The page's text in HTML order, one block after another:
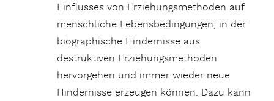
Einflusses von Erziehungsmethoden auf
menschliche Lebensbedingungen, in der
biographische Hindernisse aus
destruktiven Erziehungsmethoden
hervorgehen und immer wieder neue
Hindernisse erzeugen können. Dazu kann